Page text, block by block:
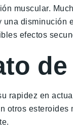
muscular.
efectos
rapidez en
otros